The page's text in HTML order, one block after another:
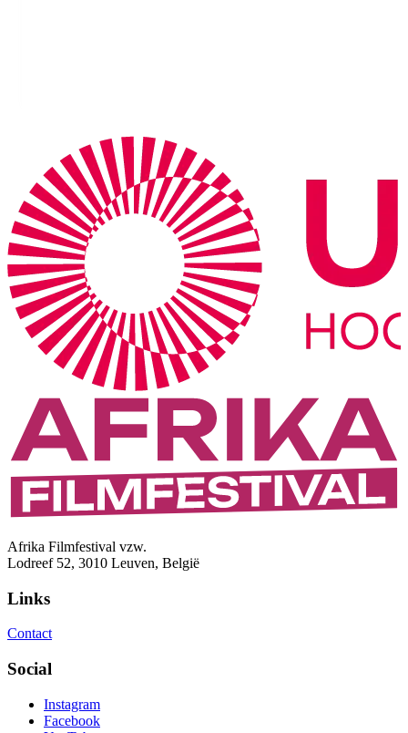
Afrika Filmfestival vzw.
Lodreef 52, 3010 Leuven, België
Links
Contact
Social
Instagram
Facebook